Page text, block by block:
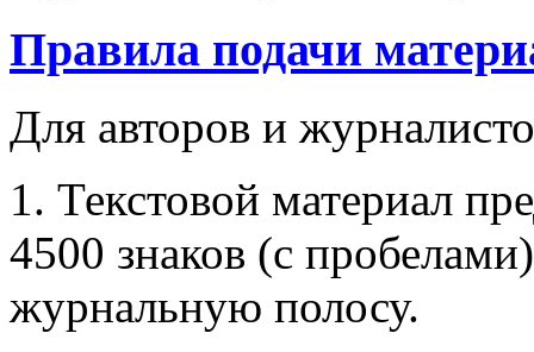
Правила подачи
Для авторов и
1. Текстовой материал
4500 знаков (с
журнальную полосу.